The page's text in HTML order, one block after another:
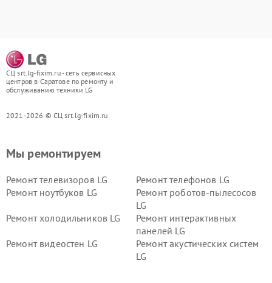
СЦ srt.lg-fixim.ru - сеть сервисных
центров в Саратове по ремонту и
обслуживанию техники LG
2021-2026 © СЦ srt.lg-fixim.ru
Мы ремонтируем
Ремонт телевизоров LG
Ремонт телефонов LG
Ремонт ноутбуков LG
Ремонт роботов-пылесосов
LG
Ремонт холодильников LG
Ремонт интерактивных
панелей LG
Ремонт видеостен LG
Ремонт акустических систем
LG